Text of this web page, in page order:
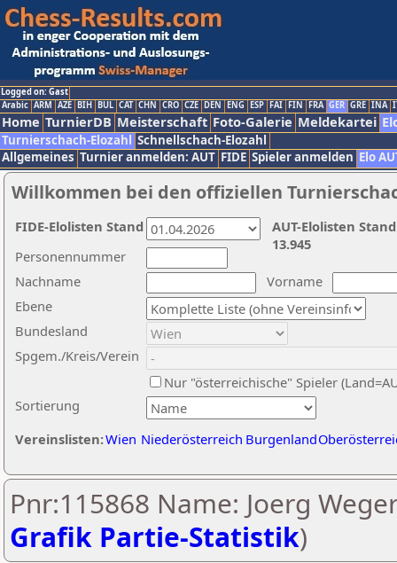
Logged on: Gast
Arabic ARM AZE BIH BUL CAT CHN CRO CZE DEN ENG ESP FAI FIN FRA GER GRE INA
Home TurnierDB Meisterschaft Foto-Galerie Meldekartei
Turnierschach-Elozahl Schnellschach-Elozahl
Allgemeines Turnier anmelden: AUT FIDE Spieler anmelden Elo
Willkommen bei den offiziellen
Nachname
Vorname
Ebene
Sortierung
Personennummer
Bundesland
Spgem./Kreis/Verein
Nur "österreichische" Spieler
Vereinslisten:Wien Niederösterreich Burgenland
AUT-Elolisten
13.945
FIDE-Elolisten Stand
Pnr:115868 Name: Joerg
Grafik Partie-Statistik)